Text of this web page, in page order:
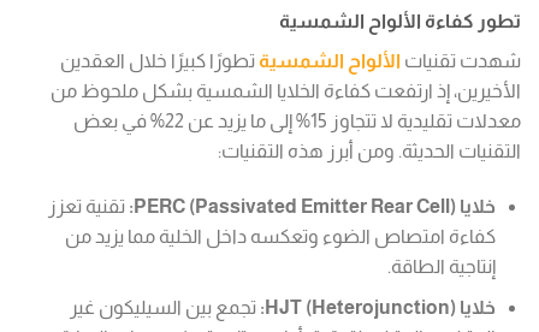
تطور كفاءة الألواح الشمسية
شهدت تقنيات الألواح الشمسية تطورًا كبيرًا خلال العقدين
الأخيرين، إذ ارتفعت كفاءة الخلايا الشمسية بشكل ملحوظ من
معدلات تقليدية لا تتجاوز 15% إلى ما يزيد عن 22% في بعض
التقنيات الحديثة. ومن أبرز هذه التقنيات:
خلايا PERC (Passivated Emitter Rear Cell):
تقنية تعزز
كفاءة امتصاص الضوء وتعكسه داخل الخلية مما يزيد من
إنتاجية الطاقة.
خلايا HJT (Heterojunction):
تجمع بين السيليكون غير